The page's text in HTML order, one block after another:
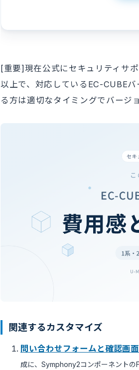
[重要]現在公式にセキュリティサ
以上で、対応しているEC-CUBE
る方は適切なタイミングでバージ
関連するカスタマイズ
問い合わせフォームと確認画
成に、Symphony2コンポーネント